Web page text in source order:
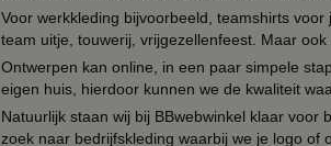
Voor werkkleding bijvoorbeeld, teamshirts
team uitje, touwerij, vrijgezellenfeest. Maar
Ontwerpen kan online, in een paar simpele
eigen huis, hierdoor kunnen we de kwaliteit
Natuurlijk staan wij bij BBwebwinkel klaar
zoek naar bedrijfskleding waarbij we je logo of